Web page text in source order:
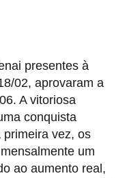
presentes à
02, aprovaram a
A vitoriosa
conquista
primeira vez, os
um
ao aumento real,